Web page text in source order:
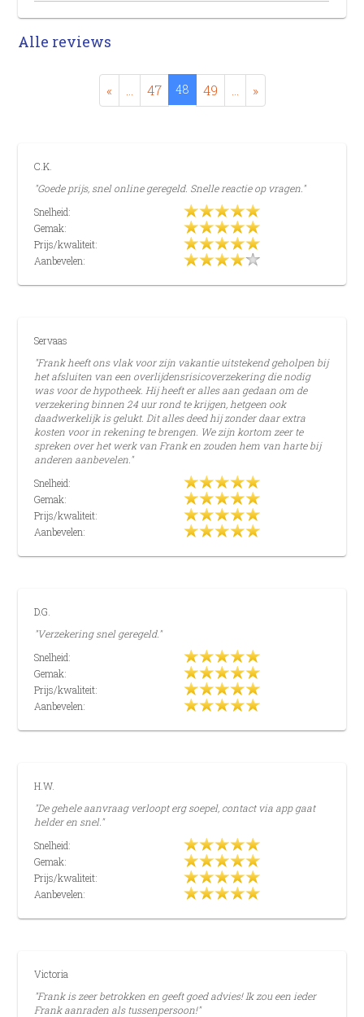
Alle reviews
« 47 48 49 »
C.K.
"Goede prijs, snel online geregeld. Snelle reactie op vragen."
Snelheid:
Gemak:
Prijs/kwaliteit:
Aanbevelen:
Servaas
"Frank heeft ons vlak voor zijn vakantie uitstekend geholpen bij
het afsluiten van een overlijdensrisicoverzekering die nodig
was voor de hypotheek. Hij heeft er alles aan gedaan om de
verzekering binnen 24 uur rond te krijgen, hetgeen ook
daadwerkelijk is gelukt. Dit alles deed hij zonder daar extra
kosten voor in rekening te brengen. We zijn kortom zeer te
spreken over het werk van Frank en zouden hem van harte bij
anderen aanbevelen."
Snelheid:
Gemak:
Prijs/kwaliteit:
Aanbevelen:
D.G.
"Verzekering snel geregeld."
Snelheid:
Gemak:
Prijs/kwaliteit:
Aanbevelen:
H.W.
"De gehele aanvraag verloopt erg soepel, contact via app gaat
helder en snel."
Snelheid:
Gemak:
Prijs/kwaliteit:
Aanbevelen:
Victoria
"Frank is zeer betrokken en geeft goed advies! Ik zou een ieder
Frank aanraden als tussenpersoon!"